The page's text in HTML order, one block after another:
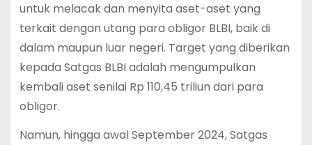
untuk melacak dan menyita aset-aset yang
terkait dengan utang para obligor BLBI, baik di
dalam maupun luar negeri. Target yang diberikan
kepada Satgas BLBI adalah mengumpulkan
kembali aset senilai Rp 110,45 triliun dari para
obligor.
Namun, hingga awal September 2024, Satgas